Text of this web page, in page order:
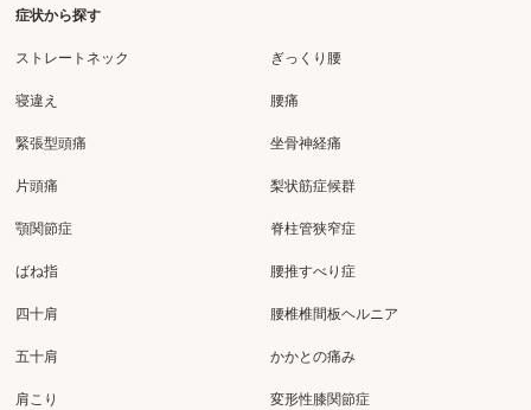
症状から探す
ストレートネック
寝違え
緊張型頭痛
片頭痛
顎関節症
ばね指
四十肩
五十肩
肩こり
ぎっくり腰
腰痛
坐骨神経痛
梨状筋症候群
脊柱管狭窄症
腰推すべり症
腰椎椎間板ヘルニア
かかとの痛み
変形性膝関節症